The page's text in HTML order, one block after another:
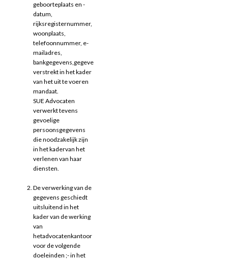
geboorteplaats en -
datum,
rijksregisternummer,
woonplaats,
telefoonnummer, e-
mailadres,
bankgegevens,gegevens
verstrekt in het kader
van het uit te voeren
mandaat.
SUE Advocaten
verwerkt tevens
gevoelige
persoonsgegevens
die noodzakelijk zijn
in het kadervan het
verlenen van haar
diensten.
De verwerking van de
gegevens geschiedt
uitsluitend in het
kader van de werking
van
hetadvocatenkantoor
voor de volgende
doeleinden ;- in het